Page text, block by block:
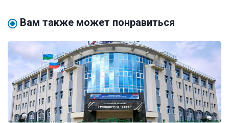
Вам также может понравиться